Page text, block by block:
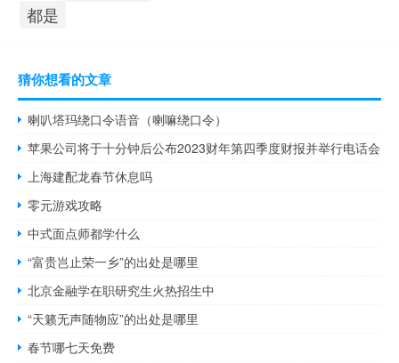
都是
猜你想看的文章
喇叭塔玛绕口令语音（喇嘛绕口令）
苹果公司将于十分钟后公布2023财年第四季度财报并举行电话会
上海建配龙春节休息吗
零元游戏攻略
中式面点师都学什么
“富贵岂止荣一乡”的出处是哪里
北京金融学在职研究生火热招生中
“天籁无声随物应”的出处是哪里
春节哪七天免费